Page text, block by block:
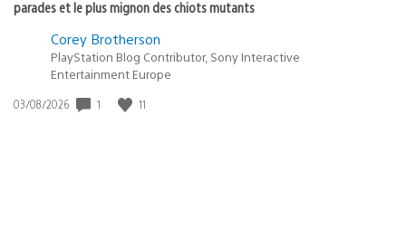
parades et le plus mignon des chiots mutants
Corey Brotherson
PlayStation Blog Contributor, Sony Interactive
Entertainment Europe
Date
03/08/2026 1 11